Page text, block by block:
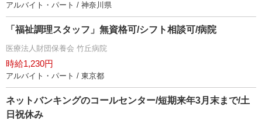
アルバイト・パート / 神奈川県
「福祉調理スタッフ」無資格可/シフト相談可/病院
医療法人財団保養会 竹丘病院
時給1,230円
アルバイト・パート / 東京都
ネットバンキングのコールセンター/短期来年3月末まで/土
日祝休み